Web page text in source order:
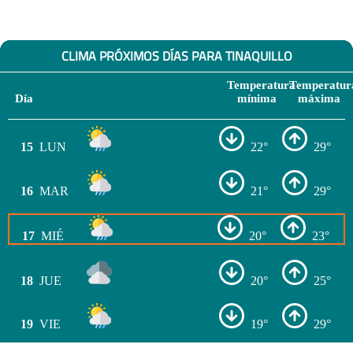
CLIMA PRÓXIMOS DÍAS PARA TINAQUILLO
Día
Temperatura
mínima
máxima
15 LUN 22° 29°
16 MAR 21° 29°
17 MIÉ 20° 23°
18 JUE 20° 25°
19 VIE 19° 29°